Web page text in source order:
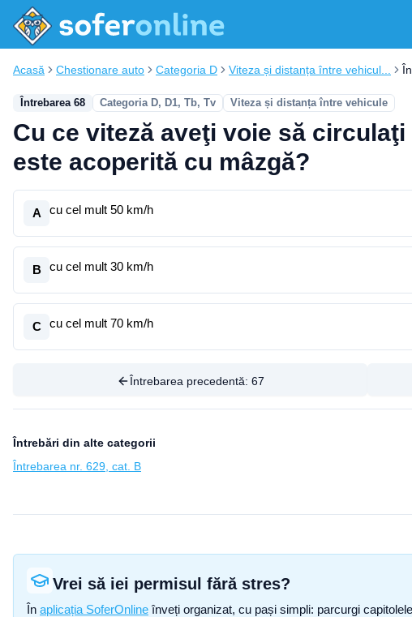
Acasă Chestionare auto Categoria D Viteza și distanța între vehicul...
Întrebarea 68 Categoria D, D1, Tb, Tv Viteza și distanța între vehicule
Cu ce viteză aveţi voie să
este acoperită cu mâzgă?
A cu cel mult 50 km/h
B cu cel mult 30 km/h
C cu cel mult 70 km/h
Întrebarea precedentă: 67
Întrebări din alte categorii
Întrebarea nr. 629, cat. B
Vrei să iei permisul fără stres?
În aplicația SoferOnline înveți organizat, cu pași simpli: parcurgi